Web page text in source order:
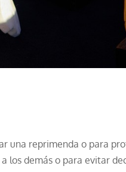
una reprimenda o para
los demás o para evitar